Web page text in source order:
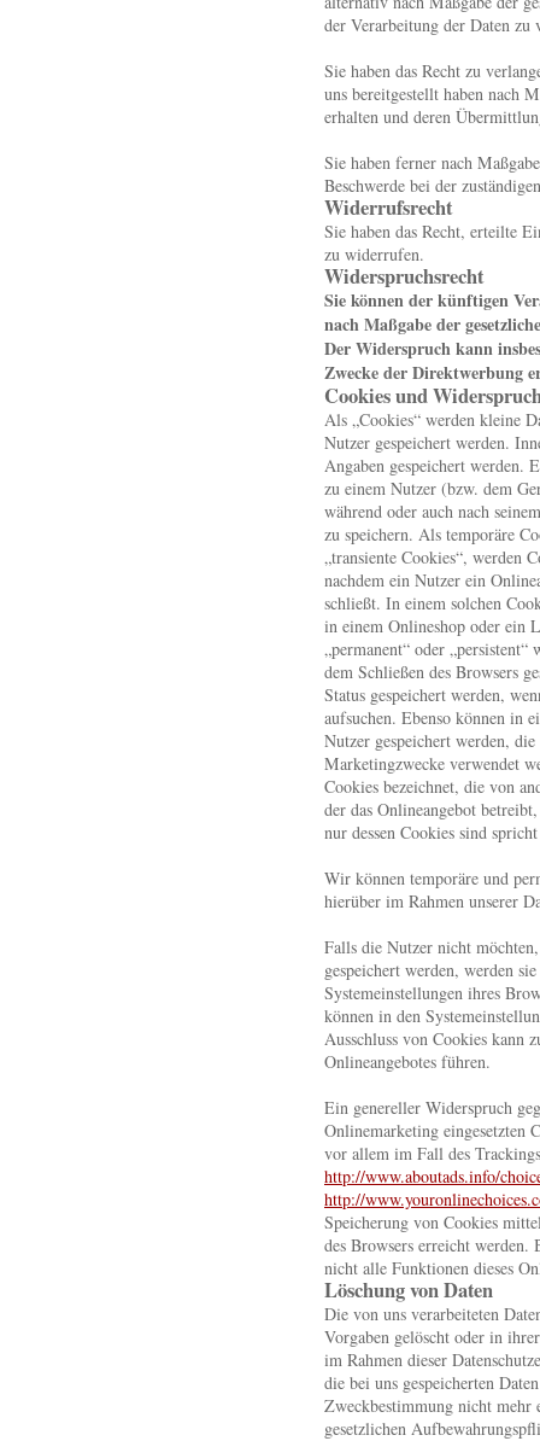
der Verarbeitung der Daten zu
Sie haben das Recht zu
uns bereitgestellt haben nach
erhalten und deren
Sie haben ferner nach
Beschwerde bei der
Widerrufsrecht
Sie haben das Recht, erteilte
zu widerrufen.
Widerspruchsrecht
Sie können der künftigen
nach Maßgabe der
Der Widerspruch kann
Zwecke der Direktwerbung
Cookies und
Als „Cookies“ werden kleine
Nutzer gespeichert werden.
Angaben gespeichert werden.
zu einem Nutzer (bzw. dem
während oder auch nach
zu speichern. Als temporäre
„transiente Cookies“, werden
nachdem ein Nutzer ein
schließt. In einem solchen
in einem Onlineshop oder ein
„permanent“ oder „persistent“
dem Schließen des Browsers
Status gespeichert werden,
aufsuchen. Ebenso können in
Nutzer gespeichert werden,
Marketingzwecke verwendet
Cookies bezeichnet, die von
der das Onlineangebot
nur dessen Cookies sind
Wir können temporäre und
hierüber im Rahmen unserer
Falls die Nutzer nicht
gespeichert werden, werden
Systemeinstellungen ihres
können in den
Ausschluss von Cookies kann
Onlineangebotes führen.
Ein genereller Widerspruch
Onlinemarketing eingesetzten
vor allem im Fall des
http://www.aboutads.info/
http://
Speicherung von Cookies
des Browsers erreicht werden.
nicht alle Funktionen dieses
Löschung von Daten
Die von uns verarbeiteten
Vorgaben gelöscht oder in
im Rahmen dieser
die bei uns gespeicherten
Zweckbestimmung nicht mehr
gesetzlichen